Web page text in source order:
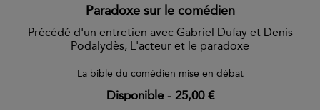
Paradoxe sur le comédien
Précédé d'un entretien avec Gabriel Dufay et Denis
Podalydès, L'acteur et le paradoxe
La bible du comédien mise en débat
Disponible- 25,00 €